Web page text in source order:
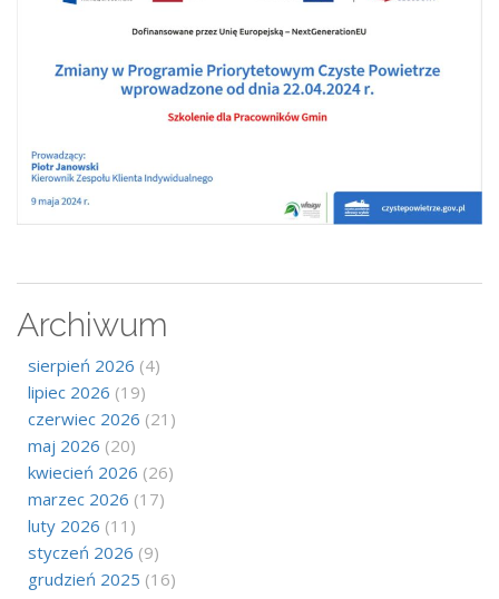
Archiwum
sierpień 2026 (4)
lipiec 2026 (19)
czerwiec 2026 (21)
maj 2026 (20)
kwiecień 2026 (26)
marzec 2026 (17)
luty 2026 (11)
styczeń 2026 (9)
grudzień 2025 (16)